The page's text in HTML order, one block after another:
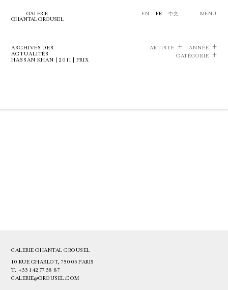
GALERIE
CHANTAL CROUSEL
EN FR 中文 MENU
ARCHIVES DES
ACTUALITÉS
HASSAN KHAN | 2011 | PRIX
ARTISTE
ANNÉE
CATÉGORIE
GALERIE CHANTAL CROUSEL
10 RUE CHARLOT, 75003 PARIS
T. +33 1 42 77 38 87
GALERIE@CROUSEL.COM